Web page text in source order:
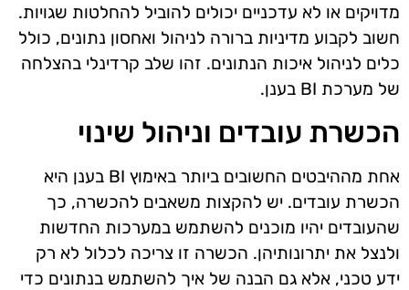
מדויקים או לא עדכניים יכולים להוביל להחלטות שגויות.
חשוב לקבוע מדיניות ברורה לניהול ואחסון נתונים, כולל
כלים לניהול איכות הנתונים. זהו שלב קרדינלי בהצלחה
של מערכת BI בענן.
הכשרת עובדים וניהול שינוי
אחת מההיבטים החשובים ביותר באימוץ BI בענן היא
הכשרת עובדים. יש להקצות משאבים להכשרה, כך
שהעובדים יהיו מוכנים להשתמש במערכות החדשות
ולנצל את יתרונותיהן. הכשרה זו צריכה לכלול לא רק
ידע טכני, אלא גם הבנה של איך להשתמש בנתונים כדי